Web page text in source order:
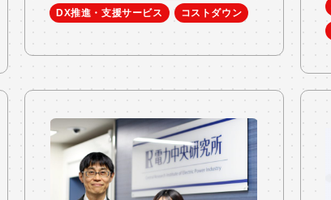
DX推進・支援サービス コストダウン